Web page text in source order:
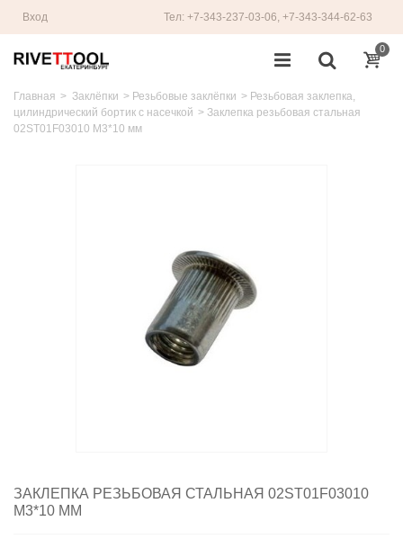
Вход Тел: +7-343-237-03-06, +7-343-344-62-63
0
Главная > Заклёпки > Резьбовые заклёпки > Резьбовая заклепка,
цилиндрический бортик с насечкой > Заклепка резьбовая стальная
02ST01F03010 M3*10 мм
ЗАКЛЕПКА РЕЗЬБОВАЯ СТАЛЬНАЯ 02ST01F03010
M3*10 ММ